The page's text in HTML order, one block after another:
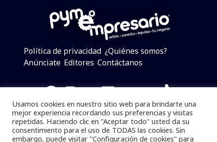
Política de privacidad ¿Quiénes somos?
Anúnciate Editores Contáctanos
Facebook
Instagram
Twitter
LinkedIn
Telegram
YouTube
TikTok
Pymempresario © 2025 Todos los derechos reservados.
Usamos cookies en nuestro sitio web para brindarte una
mejor experiencia recordando sus preferencias y visitas
repetidas. Haciendo clic en "Aceptar todo" usted da su
consentimiento para el uso de TODAS las cookies. Sin
embargo, puede visitar "Configuración de cookies" para